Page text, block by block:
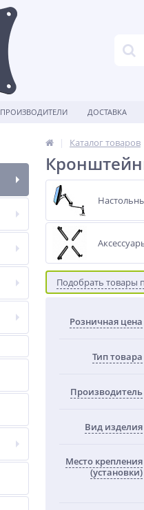
ПРОИЗВОДИТЕЛИ ДОСТАВКА
Каталог товаров
Подобрать товары
Розничная цена
Тип товара
Производитель
Вид изделия
Место крепления
(установки)